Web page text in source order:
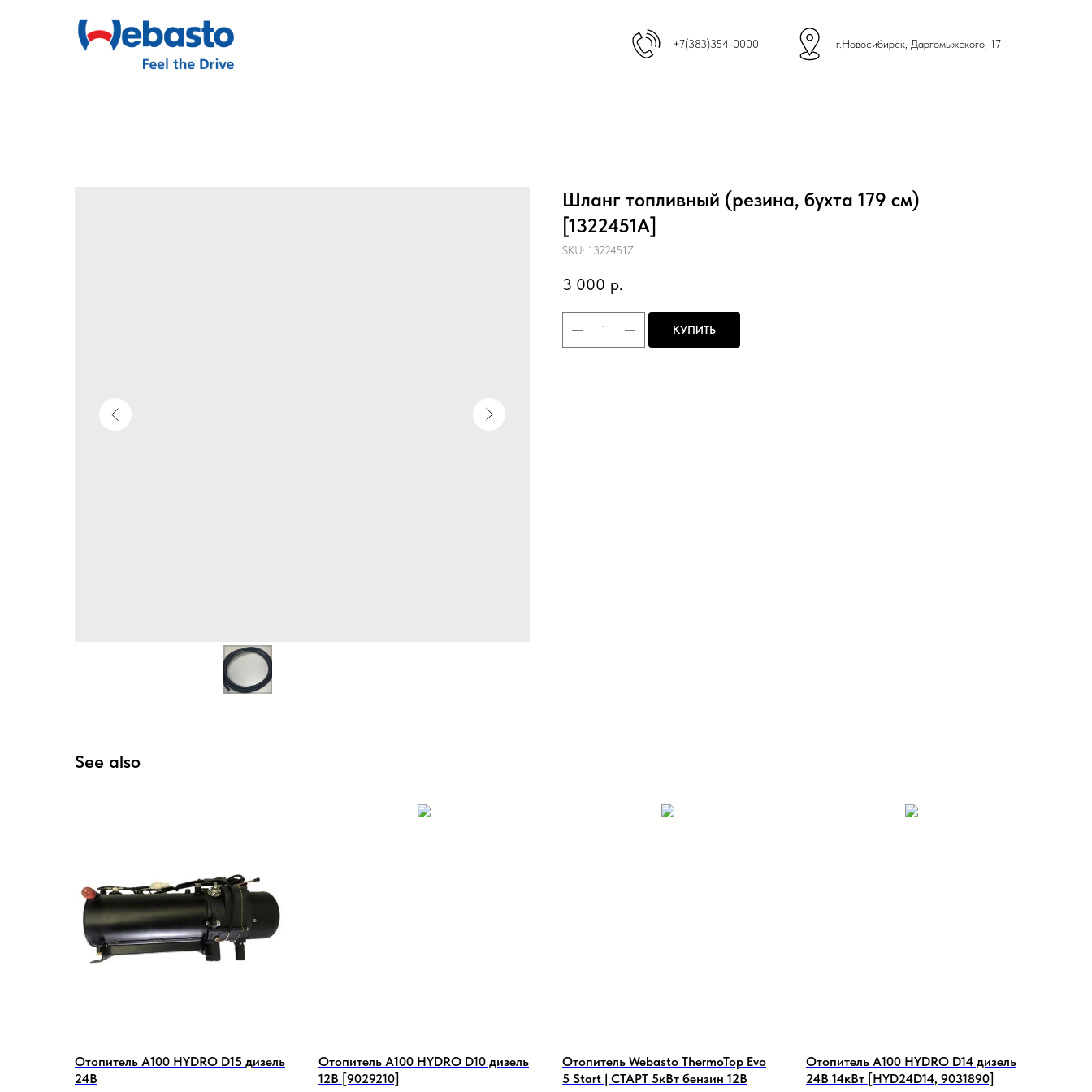
+7(383)354-0000 г.Новосибирск, Даргомыжского, 17
Шланг топливный (резина, бухта 179 см)
[1322451A]
SKU: 1322451Z
3 000 р.
КУПИТЬ
See also
Отопитель А100 HYDRO D15 дизель
24В
Отопитель А100 HYDRO D10 дизель
12В [9029210]
Отопитель Webasto ThermoTop Evo
5 Start | СТАРТ 5кВт бензин 12В
Отопитель А100 HYDRO D14 дизель
24В 14кВт [HYD24D14, 9031890]